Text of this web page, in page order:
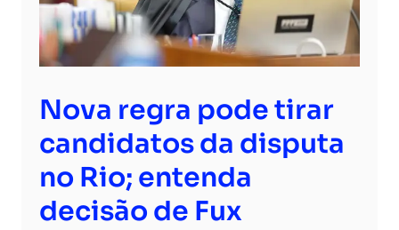
Nova regra pode tirar
candidatos da disputa
no Rio; entenda
decisão de Fux